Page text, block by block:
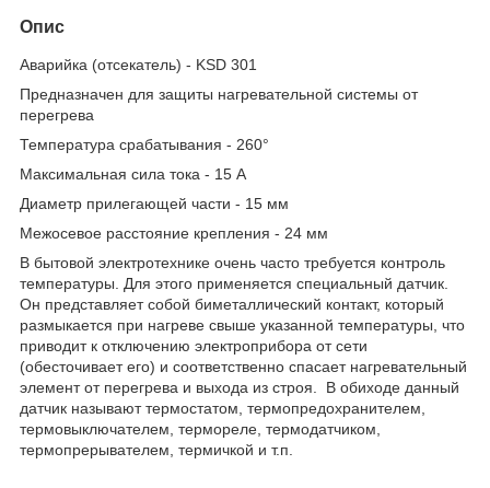
Опис
Аварийка (отсекатель) - KSD 301
Предназначен для защиты нагревательной системы от
перегрева
Температура срабатывания - 260°
Максимальная сила тока - 15 А
Диаметр прилегающей части - 15 мм
Межосевое расстояние крепления - 24 мм
В бытовой электротехнике очень часто требуется контроль
температуры. Для этого применяется специальный датчик.
Он представляет собой биметаллический контакт, который
размыкается при нагреве свыше указанной температуры, что
приводит к отключению электроприбора от сети
(обесточивает его) и соответственно спасает нагревательный
элемент от перегрева и выхода из строя. В обиходе данный
датчик называют термостатом, термопредохранителем,
термовыключателем, термореле, термодатчиком,
термопрерывателем, термичкой и т.п.